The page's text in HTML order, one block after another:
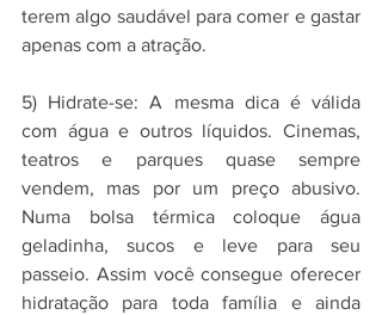
terem algo saudável para comer e gastar
apenas com a atração.
5) Hidrate-se: A mesma dica é válida
com água e outros líquidos. Cinemas,
teatros e parques quase sempre
vendem, mas por um preço abusivo.
Numa bolsa térmica coloque água
geladinha, sucos e leve para seu
passeio. Assim você consegue oferecer
hidratação para toda família e ainda